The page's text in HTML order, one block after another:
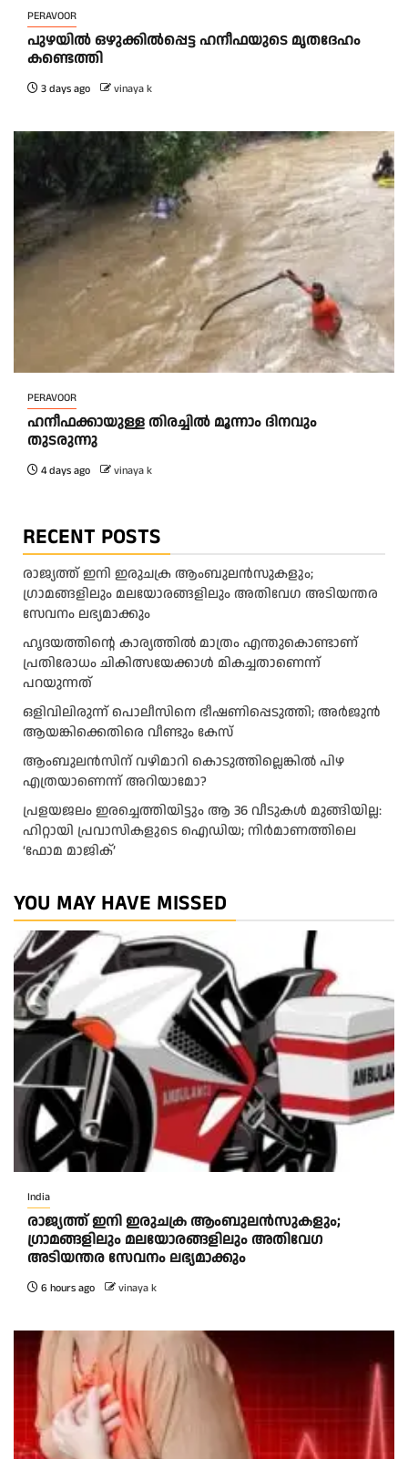
PERAVOOR
പുഴയിൽ ഒഴുക്കിൽപ്പെട്ട ഹനീഫയുടെ മൃതദേഹം
കണ്ടെത്തി
3 days ago vinaya k
PERAVOOR
ഹനീഫക്കായുള്ള തിരച്ചിൽ മൂന്നാം ദിനവും
തുടരുന്നു
4 days ago vinaya k
RECENT POSTS
രാജ്യത്ത് ഇനി ഇരുചക്ര ആംബുലന്‍സുകളും;
ഗ്രാമങ്ങളിലും മലയോരങ്ങളിലും അതിവേഗ അടിയന്തര
സേവനം ലഭ്യമാക്കും
ഹൃദയത്തിന്റെ കാര്യത്തിൽ മാത്രം എന്തുകൊണ്ടാണ്
പ്രതിരോധം ചികിത്സയേക്കാൾ മികച്ചതാണെന്ന്
പറയുന്നത്
ഒളിവിലിരുന്ന് പൊലീസിനെ ഭീഷണിപ്പെടുത്തി; അർജുൻ
ആയങ്കിക്കെതിരെ വീണ്ടും കേസ്
ആംബുലന്‍സിന് വഴിമാറി കൊടുത്തില്ലെങ്കില്‍ പിഴ
എത്രയാണെന്ന് അറിയാമോ?
പ്രളയജലം ഇരച്ചെത്തിയിട്ടും ആ 36 വീടുകൾ മുങ്ങിയില്ല:
ഹിറ്റായി പ്രവാസികളുടെ ഐഡിയ; നിർമാണത്തിലെ
‘ഫോമ മാജിക്’
YOU MAY HAVE MISSED
India
രാജ്യത്ത് ഇനി ഇരുചക്ര ആംബുലന്‍സുകളും;
ഗ്രാമങ്ങളിലും മലയോരങ്ങളിലും അതിവേഗ
അടിയന്തര സേവനം ലഭ്യമാക്കും
6 hours ago vinaya k